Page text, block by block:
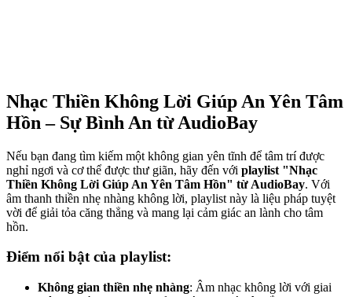
Nhạc Thiền Không Lời Giúp An Yên Tâm
Hồn – Sự Bình An từ AudioBay
Nếu bạn đang tìm kiếm một không gian yên tĩnh để tâm trí được
nghỉ ngơi và cơ thể được thư giãn, hãy đến với playlist "Nhạc
Thiền Không Lời Giúp An Yên Tâm Hồn" từ AudioBay. Với
âm thanh thiền nhẹ nhàng không lời, playlist này là liệu pháp tuyệt
vời để giải tỏa căng thẳng và mang lại cảm giác an lành cho tâm
hồn.
Điểm nổi bật của playlist:
Không gian thiền nhẹ nhàng: Âm nhạc không lời với giai